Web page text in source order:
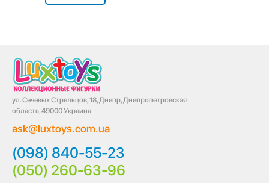
ул. Сечевых Стрельцов, 18, Днепр, Днепропетровская
область, 49000 Украина
ask@luxtoys.com.ua
(098) 840-55-23
(050) 260-63-96